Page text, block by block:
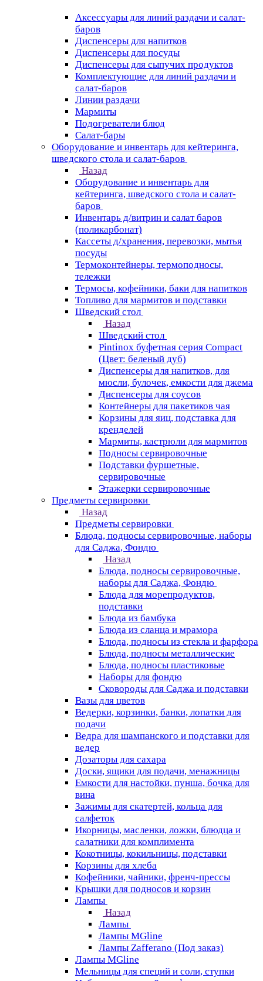
Аксессуары для линий раздачи и салат-
баров
Диспенсеры для напитков
Диспенсеры для посуды
Диспенсеры для сыпучих продуктов
Комплектующие для линий раздачи и
салат-баров
Линии раздачи
Мармиты
Подогреватели блюд
Салат-бары
Оборудование и инвентарь для кейтеринга,
шведского стола и салат-баров
Назад
Оборудование и инвентарь для
кейтеринга, шведского стола и салат-
баров
Инвентарь д/витрин и салат баров
(поликарбонат)
Кассеты д/хранения, перевозки, мытья
посуды
Термоконтейнеры, термоподносы,
тележки
Термосы, кофейники, баки для напитков
Топливо для мармитов и подставки
Шведский стол
Назад
Шведский стол
Pintinox буфетная серия Compact
(Цвет: беленый дуб)
Диспенсеры для напитков, для
мюсли, булочек, емкости для джема
Диспенсеры для соусов
Контейнеры для пакетиков чая
Корзины для яиц, подставка для
кренделей
Мармиты, кастрюли для мармитов
Подносы сервировочные
Подставки фуршетные,
сервировочные
Этажерки сервировочные
Предметы сервировки
Назад
Предметы сервировки
Блюда, подносы сервировочные, наборы
для Саджа, Фондю
Назад
Блюда, подносы сервировочные,
наборы для Саджа, Фондю
Блюда для морепродуктов,
подставки
Блюда из бамбука
Блюда из сланца и мрамора
Блюда, подносы из стекла и фарфора
Блюда, подносы металлические
Блюда, подносы пластиковые
Наборы для фондю
Сковороды для Саджа и подставки
Вазы для цветов
Ведерки, корзинки, банки, лопатки для
подачи
Ведра для шампанского и подставки для
ведер
Дозаторы для сахара
Доски, ящики для подачи, менажницы
Емкости для настойки, пунша, бочка для
вина
Зажимы для скатертей, кольца для
салфеток
Икорницы, масленки, ложки, блюдца и
салатники для комплимента
Кокотницы, кокильницы, подставки
Корзины для хлеба
Кофейники, чайники, френч-прессы
Крышки для подносов и корзин
Лампы
Назад
Лампы
Лампы MGline
Лампы Zafferano (Под заказ)
Лампы MGline
Мельницы для специй и соли, ступки